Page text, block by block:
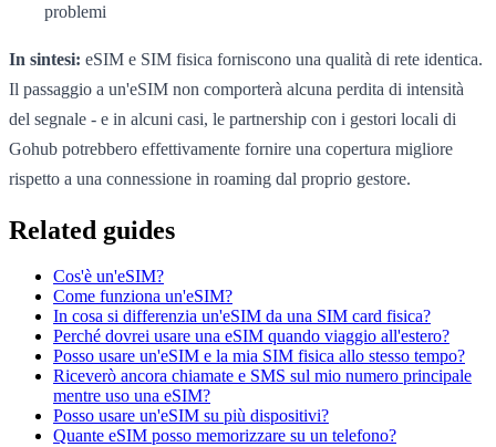
problemi
In sintesi: eSIM e SIM fisica forniscono una qualità di rete identica.
Il passaggio a un'eSIM non comporterà alcuna perdita di intensità
del segnale - e in alcuni casi, le partnership con i gestori locali di
Gohub potrebbero effettivamente fornire una copertura migliore
rispetto a una connessione in roaming dal proprio gestore.
Related guides
Cos'è un'eSIM?
Come funziona un'eSIM?
In cosa si differenzia un'eSIM da una SIM card fisica?
Perché dovrei usare una eSIM quando viaggio all'estero?
Posso usare un'eSIM e la mia SIM fisica allo stesso tempo?
Riceverò ancora chiamate e SMS sul mio numero principale
mentre uso una eSIM?
Posso usare un'eSIM su più dispositivi?
Quante eSIM posso memorizzare su un telefono?